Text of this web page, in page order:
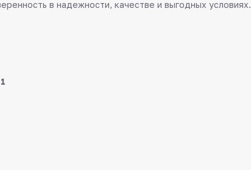
в надежности, качестве и выгодных условиях.